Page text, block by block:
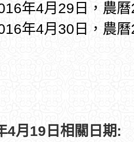
年4月29日，農
年4月30日，農
4月19日相關日期: